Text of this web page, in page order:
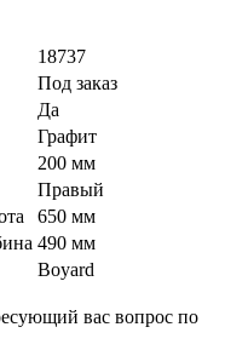
18737
Под заказ
Да
Графит
200 мм
Правый
650 мм
490 мм
Boyard
вас вопрос по